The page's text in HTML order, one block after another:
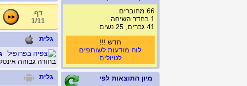
66 מחוברים
1 בחדר השיחה
41 גברים, 25 נשים
חדש !!!
לוח מודעות לשותפים
לטיולים
מיון התוצאות לפי
דף
1/11
גלית
בחורה גבוהה
גלית